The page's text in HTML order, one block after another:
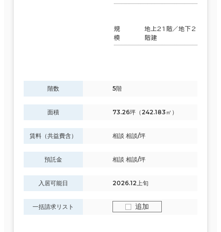
規
模
地上21階／地下2
階建
階数 5階
面積 73.26坪（242.183㎡）
賃料（共益費含） 相談 相談/坪
預託金 相談 相談/坪
入居可能日 2026.12上旬
一括請求リスト 追加